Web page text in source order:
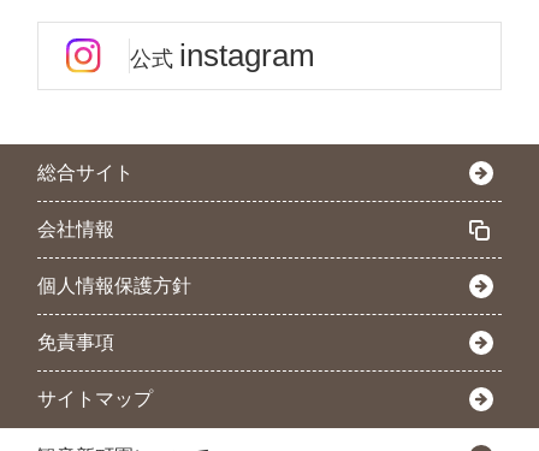
公式 instagram
総合サイト
会社情報
個人情報保護方針
免責事項
サイトマップ